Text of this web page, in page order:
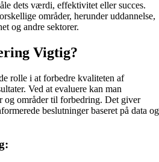
dets værdi, effektivitet eller succes.
områder, herunder uddannelse,
og andre sektorer.
Vigtig?
rolle i at forbedre kvaliteten af
Ved at evaluere kan man
og områder til forbedring. Det giver
beslutninger baseret på data og